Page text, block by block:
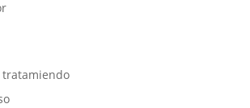
tratamiendo